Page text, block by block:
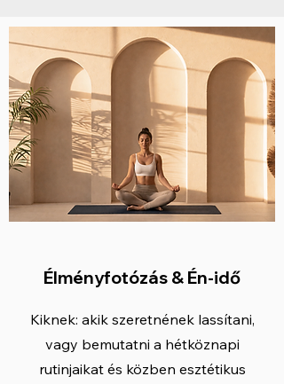
Élményfotózás & Én-idő
Kiknek: akik szeretnének lassítani,
vagy bemutatni a hétköznapi
rutinjaikat és közben esztétikus